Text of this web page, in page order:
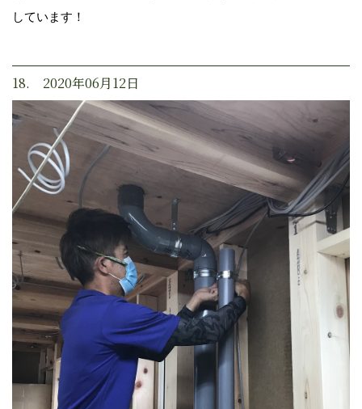
しています！
18. 2020年06月12日